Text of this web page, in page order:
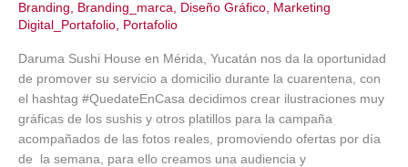
Branding, Branding_marca, Diseño Gráfico, Marketing
Digital_Portafolio, Portafolio
Daruma Sushi House en Mérida, Yucatán nos da la oportunidad
de promover su servicio a domicilio durante la cuarentena, con
el hashtag #QuedateEnCasa decidimos crear ilustraciones muy
gráficas de los sushis y otros platillos para la campaña
acompañados de las fotos reales, promoviendo ofertas por día
de la semana, para ello creamos una audiencia y